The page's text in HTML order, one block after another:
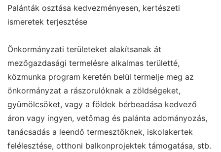
Palánták osztása kedvezményesen, kertészeti
ismeretek terjesztése
Önkormányzati területeket alakítsanak át
mezőgazdasági termelésre alkalmas területté,
közmunka program keretén belül termelje meg az
önkormányzat a rászorulóknak a zöldségeket,
gyümölcsöket, vagy a földek bérbeadása kedvező
áron vagy ingyen, vetőmag és palánta adományozás,
tanácsadás a leendő termesztőknek, iskolakertek
felélesztése, otthoni balkonprojektek támogatása, stb.